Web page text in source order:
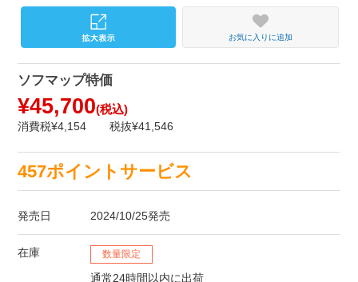
お気に入りに追加
ソフマップ特価
¥45,700(税込)
消費税¥4,154 税抜¥41,546
457ポイントサービス
発売日 2024/10/25発売
在庫 数量限定
通常24時間以内に出荷